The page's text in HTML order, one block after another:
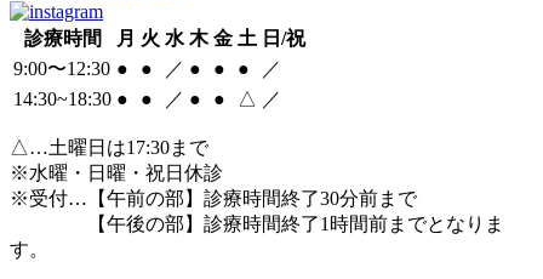
診療時間 月 火 水 木 金 土 日/祝
9:00〜12:30 ● ● ／ ● ● ●
／
14:30~18:30 ● ● ／ ● ● △ ／
△…土曜日は17:30まで
※水曜・日曜・祝日休診
※受付…【午前の部】診療時間終了30分前まで
【午後の部】診療時間終了1時間前までとなりま
す。